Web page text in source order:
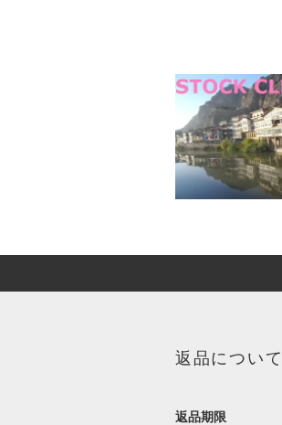
返品について
返品期限